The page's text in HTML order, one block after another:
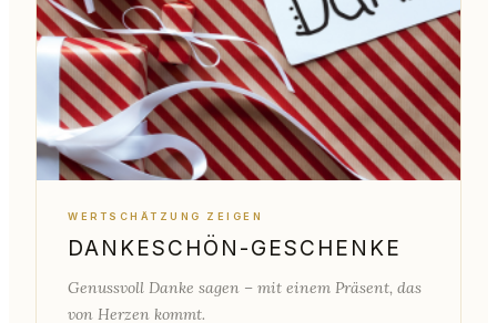
WERTSCHÄTZUNG ZEIGEN
DANKESCHÖN-GESCHENKE
Genussvoll Danke sagen – mit einem Präsent, das
von Herzen kommt.